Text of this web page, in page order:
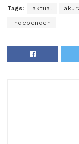
Tags: aktual
independen